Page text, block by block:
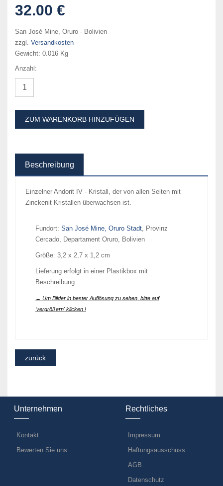
32.00 €
San José Mine, Oruro - Bolivien
zzgl. Versandkosten
Gewicht: 0.016 Kg
Anzahl:
ZUM WARENKORB HINZUFÜGEN
Beschreibung
Einzelner Andorit IV - Kristall, der von allen Seiten mit
Zinckenit Kristallen überwachsen ist.
Fundort: San José Mine, Oruro Stadt, Provinz
Cercado, Departament Oruro, Bolivien
Größe: 3,2 x 2,7 x 1,2 cm
Lieferung erfolgt in einer Plastikbox mit
Beschreibung
← Um Bilder in bester Auflösung zu sehen, bitte auf
'vergrößern' klicken !
Unternehmen
Kontakt
Bewerten Sie uns
Rechtliches
Impressum
Haftungsausschuss
AGB
Datenschutz